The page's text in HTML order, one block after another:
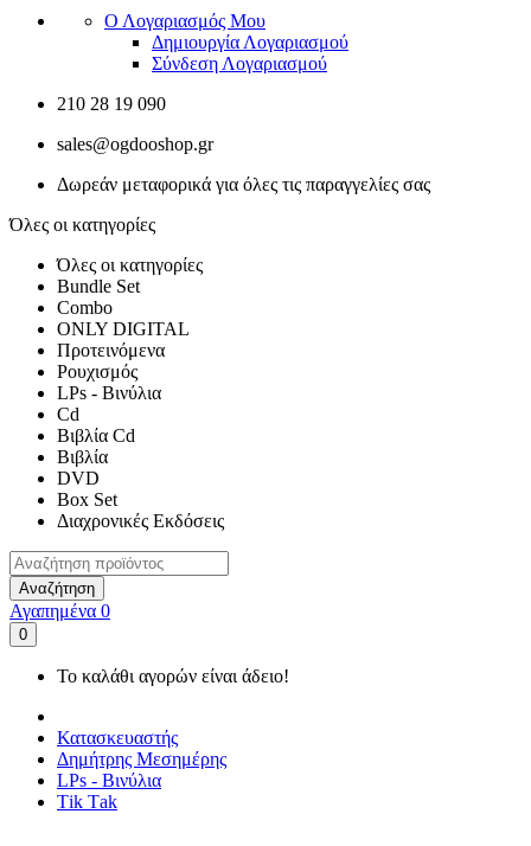
Ο Λογαριασμός Μου
Δημιουργία Λογαριασμού
Σύνδεση Λογαριασμού
210 28 19 090
sales@ogdooshop.gr
Δωρεάν μεταφορικά για όλες τις παραγγελίες σας
Όλες οι κατηγορίες
Όλες οι κατηγορίες
Bundle Set
Combo
ONLY DIGITAL
Προτεινόμενα
Ρουχισμός
LPs - Βινύλια
Cd
Βιβλία Cd
Βιβλία
DVD
Box Set
Διαχρονικές Εκδόσεις
Αναζήτηση
Αγαπημένα 0
0
Το καλάθι αγορών είναι άδειο!
Κατασκευαστής
Δημήτρης Μεσημέρης
LPs - Βινύλια
Τik Τak